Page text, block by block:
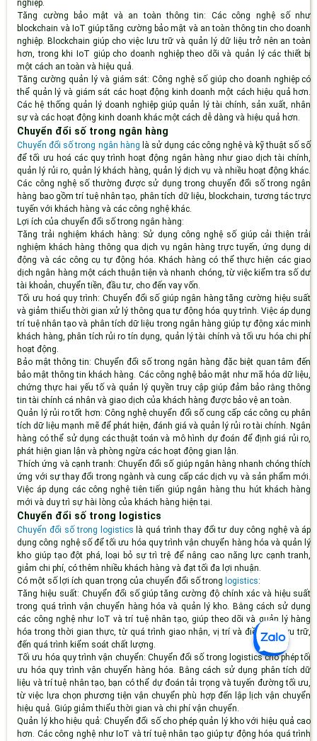
nghiệp.
Tăng cường bảo mật và an toàn thông tin:
Các công nghệ số như
blockchain và IoT giúp tăng cường bảo mật và an toàn thông tin cho doanh
nghiệp. Blockchain giúp cho việc lưu trữ và quản lý dữ liệu trở nên an toàn
hơn, trong khi IoT giúp cho doanh nghiệp theo dõi và quản lý các thiết bị
một cách an toàn và hiệu quả.
Tăng cường quản lý và giám sát:Công nghệ số giúp cho doanh nghiệp có
thể quản lý và giám sát các hoạt động kinh doanh một cách hiệu quả hơn.
Các hệ thống quản lý doanh nghiệp giúp quản lý tài chính, sản xuất, nhân
sự và các hoạt động kinh doanh khác một cách dễ dàng và hiệu quả hơn.
Chuyển đổi số trong ngân hàng
Chuyển đổi số trong ngân hàng là sử dụng các công nghệ và kỹ thuật số số
để tối ưu hoá các quy trình hoạt động ngân hàng như giao dịch tài chính,
quản lý rủi ro, quản lý khách hàng, quản lý dịch vụ và nhiều hoạt động khác.
Các công nghệ số thường được sử dụng trong chuyển đổi số trong ngân
hàng bao gồm trí tuệ nhân tạo, phân tích dữ liệu, blockchain, tương tác trực
tuyến với khách hàng và các công nghệ khác.
Lợi ích của chuyển đổi số trong ngân hàng:
Tăng trải nghiệm khách hàng: Sử dụng công nghệ số giúp cải thiện trải
nghiệm khách hàng thông qua dịch vụ ngân hàng trực tuyến, ứng dụng di
động và các công cụ tự động hóa. Khách hàng có thể thực hiện các giao
dịch ngân hàng một cách thuận tiện và nhanh chóng, từ việc kiểm tra số dư
tài khoản, chuyển tiền, đầu tư, cho đến vay vốn.
Tối ưu hoá quy trình: Chuyển đổi số giúp ngân hàng tăng cường hiệu suất
và giảm thiểu thời gian xử lý thông qua tự động hóa quy trình. Việc áp dụng
trí tuệ nhân tạo và phân tích dữ liệu trong ngân hàng giúp tự động xác minh
khách hàng, phân tích rủi ro tín dụng, quản lý tài chính và tối ưu hóa chi phí
hoạt động.
Bảo mật thông tin: Chuyển đổi số trong ngân hàng đặc biệt quan tâm đến
bảo mật thông tin khách hàng. Các công nghệ bảo mật như mã hóa dữ liệu,
chứng thực hai yếu tố và quản lý quyền truy cập giúp đảm bảo rằng thông
tin tài chính cá nhân và giao dịch của khách hàng được bảo vệ an toàn.
Quản lý rủi ro tốt hơn: Công nghệ chuyển đổi số cung cấp các công cụ phân
tích dữ liệu mạnh mẽ để phát hiện, đánh giá và quản lý rủi ro tài chính. Ngân
hàng có thể sử dụng các thuật toán và mô hình dự đoán để định giá rủi ro,
phát hiện gian lận và phòng ngừa các hoạt động gian lận.
Thích ứng và cạnh tranh: Chuyển đổi số giúp ngân hàng nhanh chóng thích
ứng với sự thay đổi trong ngành và cung cấp các dịch vụ và sản phẩm mới.
Việc áp dụng các công nghệ tiên tiến giúp ngân hàng thu hút khách hàng
mới và duy trì sự hài lòng của khách hàng hiện tại.
Chuyển đổi số trong logistics
Chuyển đổi số trong logistics là quá trình thay đổi tư duy công nghệ và áp
dụng công nghệ số để tối ưu hóa quy trình vận chuyển hàng hóa và quản lý
kho giúp tạo đột phá, loại bỏ sự trì trệ để nâng cao năng lực cạnh tranh,
giảm chi phí, có thêm nhiều khách hàng và đạt tối đa lợi nhuận.
Có một số lợi ích quan trọng của chuyển đổi số trong logistics:
Tăng hiệu suất: Chuyển đổi số giúp tăng cường độ chính xác và hiệu suất
trong quá trình vận chuyển hàng hóa và quản lý kho. Bằng cách sử dụng
các công nghệ như IoT và trí tuệ nhân tạo, giúp theo dõi và quản lý hàng
hóa trong thời gian thực, từ quá trình giao nhận, vị trí và điều kiện lưu trữ,
đến quá trình kiểm soát chất lượng.
Tối ưu hóa quy trình vận chuyển: Chuyển đổi số trong logistics cho phép tối
ưu hóa quy trình vận chuyển hàng hóa. Bằng cách sử dụng phân tích dữ
liệu và trí tuệ nhân tạo, bạn có thể dự đoán tải trọng và tuyến đường tối ưu,
từ việc lựa chọn phương tiện vận chuyển phù hợp đến lập lịch vận chuyển
hiệu quả. Giúp giảm thiểu thời gian và chi phí vận chuyển.
Quản lý kho hiệu quả: Chuyển đổi số cho phép quản lý kho với hiệu quả cao
hơn. Các công nghệ như IoT và trí tuệ nhân tạo giúp tự động hóa quá trình